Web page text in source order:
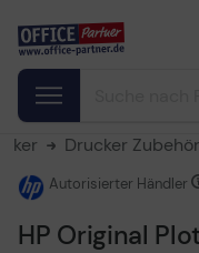
Drucker Zubehör
HP Original
Autorisierter Händler